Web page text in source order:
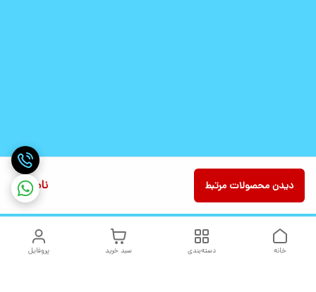
ناموجود دیدن محصولات مرتبط
پروفایل سبد خرید دسته‌بندی خانه